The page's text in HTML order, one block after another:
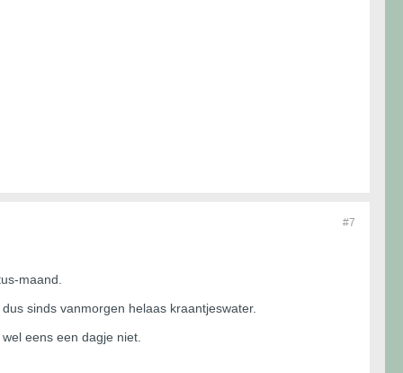
#7
maand.
sinds vanmorgen helaas kraantjeswater.
eens een dagje niet.